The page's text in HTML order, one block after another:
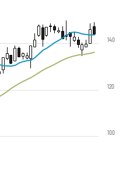
100
120
140